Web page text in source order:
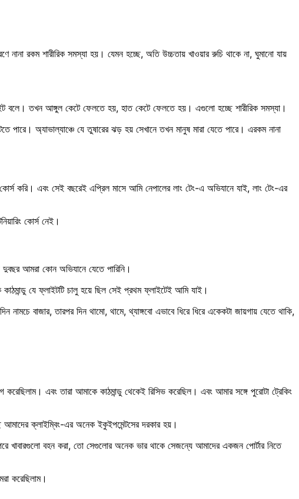
নানা রকম শারীরিক সমস্যা হয়। যেমন হচ্ছে, অতি উচ্চতায় খাওয়ার রুচি থাকে না, ঘুমানো যায়
বলে। তখন আঙ্গুল কেটে ফেলতে হয়, হাত কেটে ফেলতে হয়। এগুলো হচ্ছে শারীরিক সমস্যা।
অ্যাভাল্যাঞ্চে যে তুষারের ঝড় হয় সেখানে তখন মানুষ মারা যেতে পারে। এরকম নানা
করি। এবং সেই বছরেই এপ্রিল মাসে আমি নেপালের লাং টেং-এ অভিযানে যাই, লাং টেং-এর
কোর্স নেই।
আমরা কোন অভিযানে যেতে পারিনি।
যে ফ্লাইটটি চালু হয়ে ছিল সেই প্রথম ফ্লাইটেই আমি যাই।
বাজার, তারপর দিন থামো, থামে, থ্যাঙ্গবো এভাবে ধিরে ধিরে একেকটা জায়গায় যেতে থাকি,
এবং তারা আমাকে কাঠমান্ডু থেকেই রিসিভ করেছিল। এবং আমার সঙ্গে পুরোটা ট্রেকিং
আমাদের ক্লাইম্বিং-এর অনেক ইকুইপমেন্টসের দরকার হয়।
খাবারগুলো বহন করা, তো সেগুলোর অনেক ভার থাকে সেজন্যে আমাদের একজন পোর্টার নিতে
করেছিলাম।